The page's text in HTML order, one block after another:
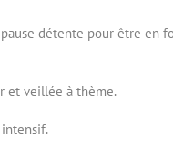
détente pour être en
et veillée à thème.